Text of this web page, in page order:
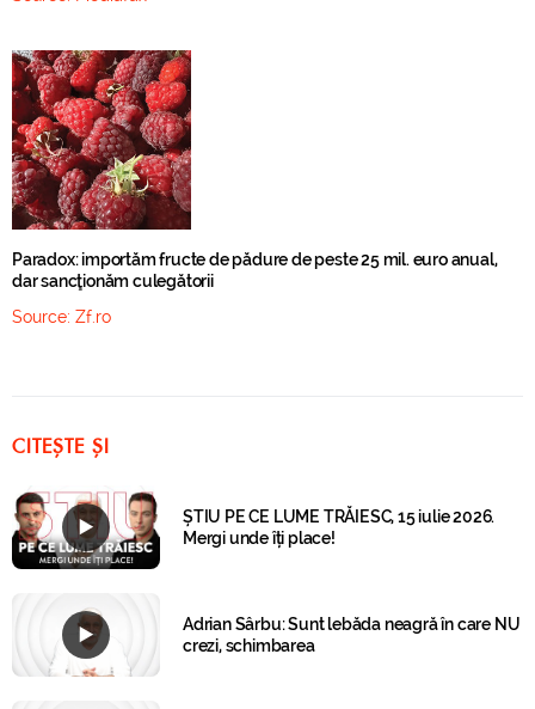
Paradox: importăm fructe de pădure de peste 25 mil. euro anual,
dar sancţionăm culegătorii
Source: Zf.ro
CITEȘTE ȘI
ȘTIU PE CE LUME TRĂIESC, 15 iulie 2026.
Mergi unde îți place!
Adrian Sârbu: Sunt lebăda neagră în care NU
crezi, schimbarea